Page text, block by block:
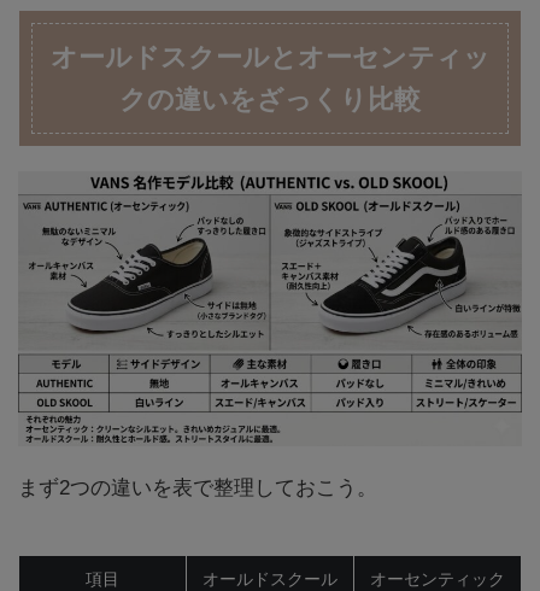
オールドスクールとオーセンティッ
クの違いをざっくり比較
まず2つの違いを表で整理しておこう。
項目 オールドスクール オーセンティック